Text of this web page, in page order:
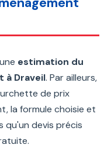
estimation du
à Draveil. Par ailleurs,
de prix
la formule choisie et
qu'un devis précis